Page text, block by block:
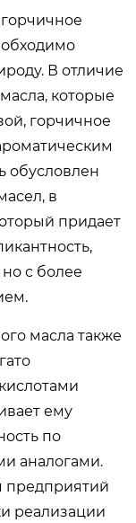
В отличие
которые
горчичное
обусловлен
в
придает
с более
масла также
ему
по
аналогами.
предприятий
реализации